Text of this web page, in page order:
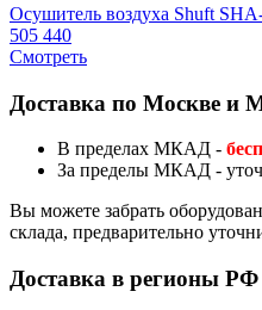
Осушитель воздуха Shuft
505 440
Смотреть
Доставка по Москве и
В пределах МКАД -
За пределы МКАД -
Вы можете забрать
склада, предварительно
Доставка в регионы